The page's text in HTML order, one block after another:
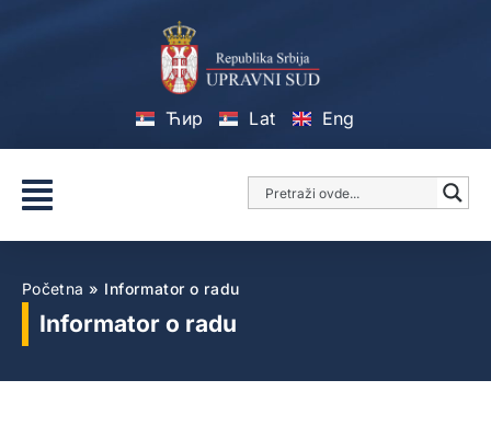
Ћир Lat Eng
Početna » Informator o radu
Informator o radu